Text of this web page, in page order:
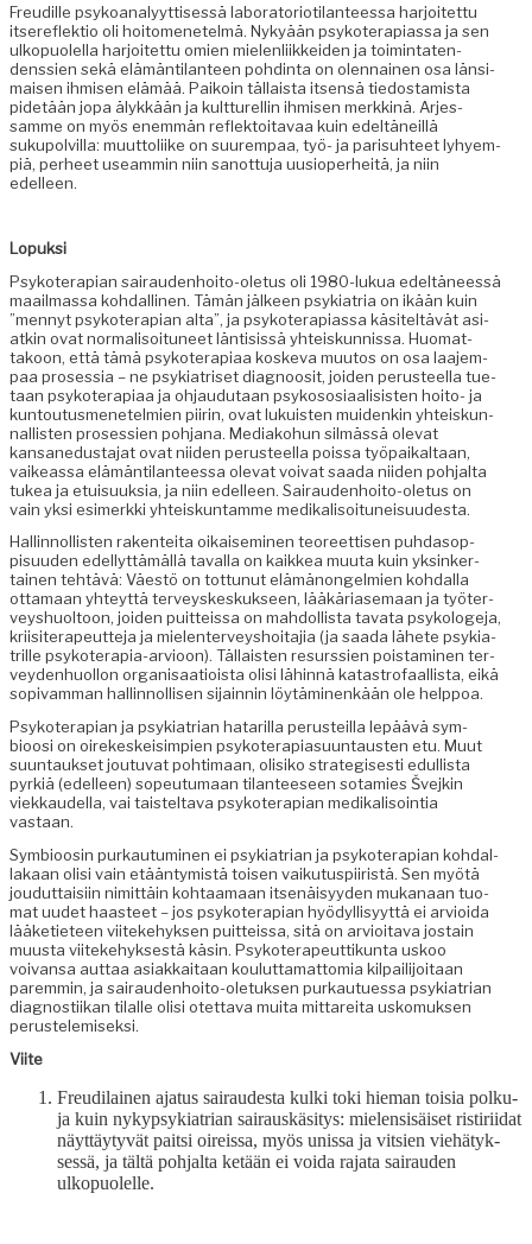
Freudille psyko­ana­lyyt­tisessä lab­o­ra­to­ri­oti­lanteessa har­joitet­tu
itsere­flek­tio oli hoit­o­menetelmä. Nykyään psykoter­api­as­sa ja sen
ulkop­uolel­la har­joitet­tu omien mie­len­li­ikkei­den ja toim­inta­ten­
denssien sekä elämän­ti­lanteen pohd­in­ta on olen­nainen osa län­si­
maisen ihmisen elämää. Paikoin täl­laista itsen­sä tiedostamista
pide­tään jopa älykkään ja kult­turellin ihmisen merkkinä. Arjes­
samme on myös enem­män reflek­toitavaa kuin edeltäneil­lä
sukupolvil­la: muut­toli­ike on suurem­paa, työ- ja parisuh­teet lyhyem­
piä, per­heet use­am­min niin san­ot­tu­ja uusiop­er­heitä, ja niin
edelleen.
Lopuk­si
Psykoter­api­an sairau­den­hoito-ole­tus oli 1980-lukua edeltäneessä
maail­mas­sa kohdalli­nen. Tämän jäl­keen psyki­a­tria on ikään kuin
”men­nyt psykoter­api­an alta”, ja psykoter­api­as­sa käsiteltävät asi­
atkin ovat nor­mal­isoituneet län­ti­sis­sä yhteiskun­nis­sa. Huo­mat­
takoon, että tämä psykoter­api­aa koske­va muu­tos on osa laa­jem­
paa pros­es­sia – ne psyki­a­triset diag­noosit, joiden perus­teel­la tue­
taan psykoter­api­aa ja ohjaudu­taan psykososi­aal­i­sis­ten hoito- ja
kuntou­tus­menetelmien piirin, ovat lukuis­ten muidenkin yhteiskun­
nal­lis­ten pros­essien poh­jana. Medi­ako­hun silmässä ole­vat
kansane­dus­ta­jat ovat niiden perus­teel­la pois­sa työ­paikaltaan,
vaike­as­sa elämän­ti­lanteessa ole­vat voivat saa­da niiden poh­jal­ta
tukea ja etu­isuuk­sia, ja niin edelleen. Sairau­den­hoito-ole­tus on
vain yksi esimerk­ki yhteiskun­tamme medikalisoituneisuudesta.
Hallinnol­lis­ten rak­en­tei­ta oikaisem­i­nen teo­reet­tisen puh­da­sop­
pisu­u­den edel­lyt­tämäl­lä taval­la on kaikkea muu­ta kuin yksinker­
tainen tehtävä: Väestö on tot­tunut elämänon­gelmien kohdal­la
otta­maan yhteyt­tä ter­veyskeskuk­seen, lääkäri­ase­maan ja työter­
veyshuoltoon, joiden puit­teis­sa on mah­dol­lista tava­ta psykolo­ge­ja,
kri­isit­er­apeut­te­ja ja mie­len­ter­veyshoita­jia (ja saa­da lähete psyki­a­
trille psykoter­apia-arvioon). Täl­lais­ten resurssien pois­t­a­mi­nen ter­
vey­den­huol­lon organ­isaa­tioista olisi lähin­nä katas­tro­faal­lista, eikä
sopi­vam­man hallinnol­lisen sijain­nin löytämi­nenkään ole helppoa.
Psykoter­api­an ja psyki­a­tri­an hatar­il­la perusteil­la lep­äävä sym­
bioosi on oirekeskeisimpi­en psykoter­api­a­su­un­tausten etu. Muut
suun­tauk­set joutu­vat pohti­maan, olisiko strate­gis­es­ti edullista
pyrk­iä (edelleen) sopeu­tu­maan tilanteeseen sotamies Šve­jkin
viekkaudel­la, vai tais­telta­va psykoter­api­an medikalisoin­tia
vastaan.
Sym­bioosin purkau­tu­mi­nen ei psyki­a­tri­an ja psykoter­api­an kohdal­
lakaan olisi vain etään­tymistä toisen vaiku­tus­pi­iristä. Sen myötä
joudut­taisi­in nimit­täin kohtaa­maan itsenäisyy­den mukanaan tuo­
mat uudet haas­teet – jos psykoter­api­an hyödyl­lisyyt­tä ei arvioi­da
lääketi­eteen viiteke­hyk­sen puit­teis­sa, sitä on arvioita­va jostain
muus­ta viiteke­hyk­ses­tä käsin. Psykoter­apeut­tikun­ta uskoo
voivansa aut­taa asi­akkaitaan koulut­ta­mat­to­mia kil­pail­i­joitaan
parem­min, ja sairau­den­hoito-ole­tuk­sen purkautues­sa psyki­a­tri­an
diag­nos­ti­ikan tilalle olisi otet­ta­va mui­ta mittare­i­ta usko­muk­sen
perustelemiseksi.
Viite
Freudi­lainen aja­tus sairaud­es­ta kul­ki toki hie­man toisia polku­
ja kuin nykyp­syki­a­tri­an sairauskäsi­tys: mie­len­sisäiset ris­tiri­idat
näyt­täy­tyvät pait­si oireis­sa, myös unis­sa ja vit­sien viehä­tyk­
sessä, ja tältä poh­jal­ta ketään ei voi­da raja­ta sairau­den
ulkopuolelle.